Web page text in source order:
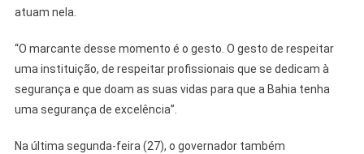
atuam nela.
“O marcante desse momento é o gesto. O gesto de respeitar
uma instituição, de respeitar profissionais que se dedicam à
segurança e que doam as suas vidas para que a Bahia tenha
uma segurança de excelência”.
Na última segunda-feira (27), o governador também